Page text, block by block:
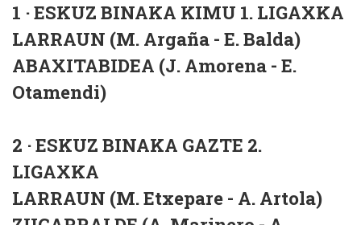
1 · ESKUZ BINAKA KIMU 1. LIGAXKA
LARRAUN (M. Argaña - E. Balda)
ABAXITABIDEA (J. Amorena - E.
Otamendi)
2 · ESKUZ BINAKA GAZTE 2.
LIGAXKA
LARRAUN (M. Etxepare - A. Artola)